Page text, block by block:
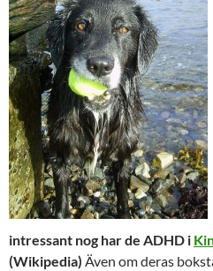
intressant nog har de ADHD i
(Wikipedia) Även om deras